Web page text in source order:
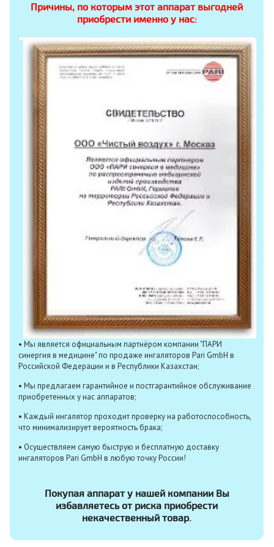
Причины, по которым этот аппарат выгодней
приобрести именно у нас:
• Мы является официальным партнёром компании "ПАРИ
синергия в медицине" по продаже ингаляторов Pari GmbH в
Российской Федерации и в Республики Казахстан;
• Мы предлагаем гарантийное и постгарантийное обслуживание
приобретенных у нас аппаратов;
• Каждый ингалятор проходит проверку на работоспособность,
что минимализирует вероятность брака;
• Осуществляем самую быструю и бесплатную доставку
ингаляторов Pari GmbH в любую точку России!
Покупая аппарат у нашей компании Вы
избавляетесь от риска приобрести
некачественный товар.